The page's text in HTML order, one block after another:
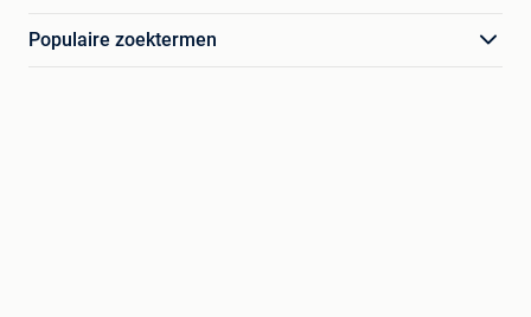
Populaire zoektermen